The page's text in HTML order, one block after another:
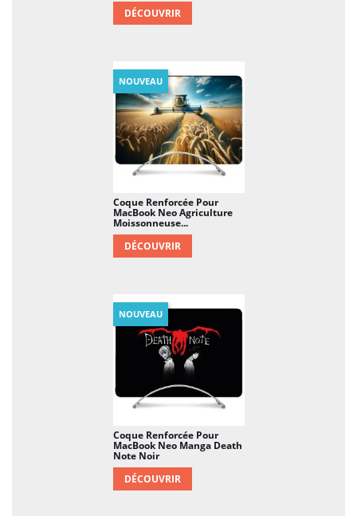
DÉCOUVRIR
Coque Renforcée Pour
MacBook Neo Agriculture
Moissonneuse...
DÉCOUVRIR
NOUVEAU
Coque Renforcée Pour
MacBook Neo Manga Death
Note Noir
DÉCOUVRIR
NOUVEAU